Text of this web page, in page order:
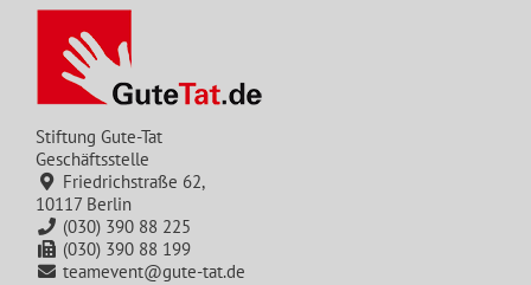
Stiftung Gute-Tat
Geschäftsstelle
Friedrichstraße 62,
10117 Berlin
(030) 390 88 225
(030) 390 88 199
teamevent@gute-tat.de